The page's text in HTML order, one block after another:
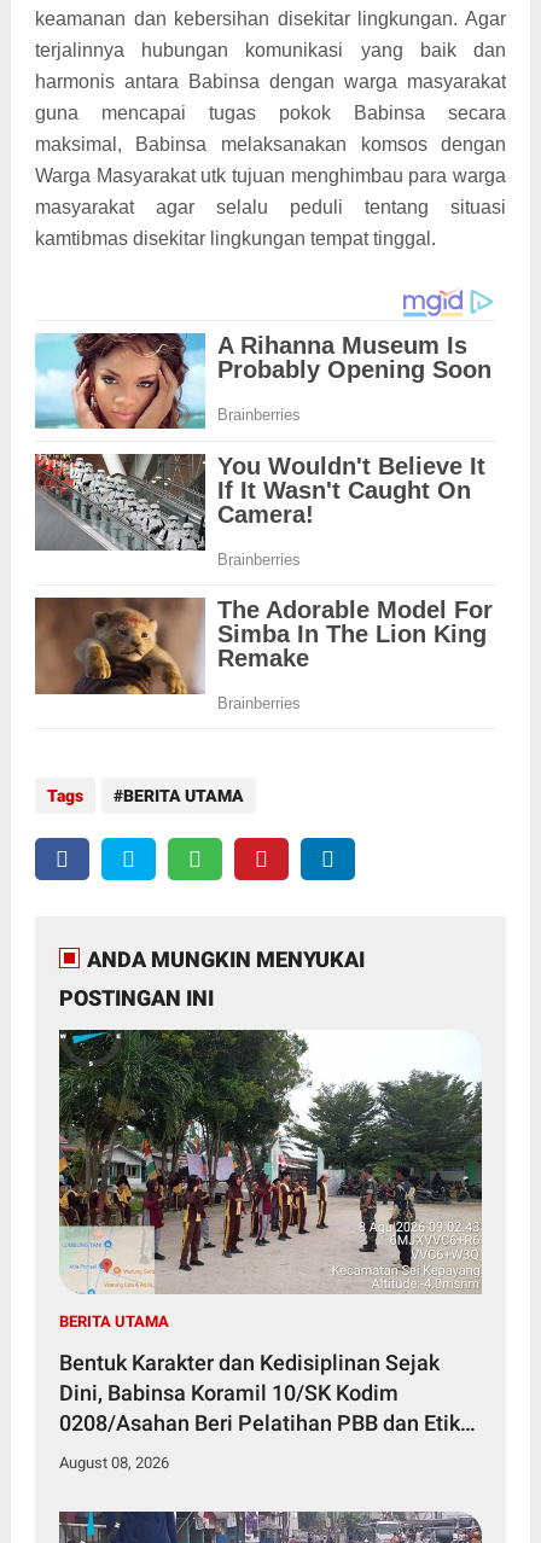
keamanan dan kebersihan disekitar lingkungan. Agar
terjalinnya hubungan komunikasi yang baik dan
harmonis antara Babinsa dengan warga masyarakat
guna mencapai tugas pokok Babinsa secara
maksimal, Babinsa melaksanakan komsos dengan
Warga Masyarakat utk tujuan menghimbau para warga
masyarakat agar selalu peduli tentang situasi
kamtibmas disekitar lingkungan tempat tinggal.
Tags BERITA UTAMA
ANDA MUNGKIN MENYUKAI
POSTINGAN INI
BERITA UTAMA
Bentuk Karakter dan Kedisiplinan Sejak
Dini, Babinsa Koramil 10/SK Kodim
0208/Asahan Beri Pelatihan PBB dan Etika
Bagi Siswa MIN 7 Pertahanan
August 08, 2026